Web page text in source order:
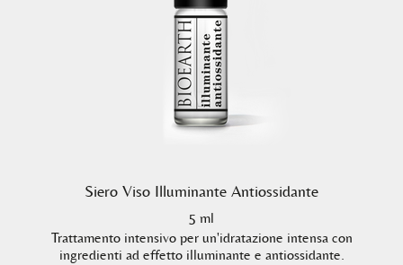
Siero Viso Illuminante Antiossidante
5 ml
Trattamento intensivo per un'idratazione intensa con
ingredienti ad effetto illuminante e antiossidante.